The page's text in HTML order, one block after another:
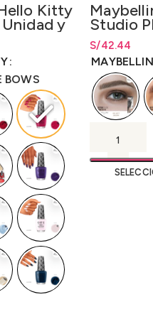
Kitty
y
BOWS
Studio
Cejas
S/42.44
Rango de
S/42.44